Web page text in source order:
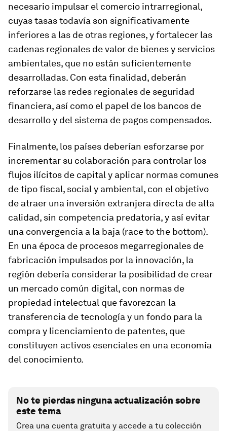
necesario impulsar el comercio intrarregional,
cuyas tasas todavía son significativamente
inferiores a las de otras regiones, y fortalecer las
cadenas regionales de valor de bienes y servicios
ambientales, que no están suficientemente
desarrolladas. Con esta finalidad, deberán
reforzarse las redes regionales de seguridad
financiera, así como el papel de los bancos de
desarrollo y del sistema de pagos compensados.
Finalmente, los países deberían esforzarse por
incrementar su colaboración para controlar los
flujos ilícitos de capital y aplicar normas comunes
de tipo fiscal, social y ambiental, con el objetivo
de atraer una inversión extranjera directa de alta
calidad, sin competencia predatoria, y así evitar
una convergencia a la baja (race to the bottom).
En una época de procesos megarregionales de
fabricación impulsados por la innovación, la
región debería considerar la posibilidad de crear
un mercado común digital, con normas de
propiedad intelectual que favorezcan la
transferencia de tecnología y un fondo para la
compra y licenciamiento de patentes, que
constituyen activos esenciales en una economía
del conocimiento.
No te pierdas ninguna actualización sobre
este tema
Crea una cuenta gratuita y accede a tu colección